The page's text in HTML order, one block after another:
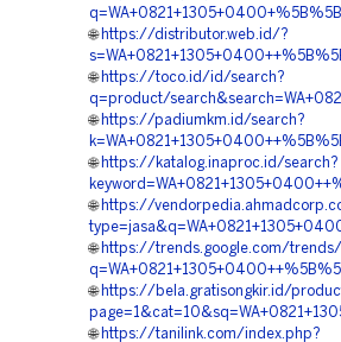
🌐 https://distributor.web.id/?
🌐 https://toco.id/id/search?
q=product/
🌐 https://padiumkm.id/search?
🌐 https://katalog.inaproc.id/search?
🌐 https://
🌐 https://trends.google.com/trends/
🌐 https://bela.gratisongkir.id/
🌐 https://tanilink.com/index.php?